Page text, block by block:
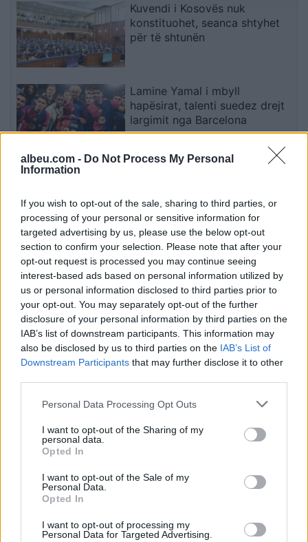
albeu.com - Do Not Process My Personal
Information
If you wish to opt-out of the sale, sharing to third parties, or
processing of your personal or sensitive information for
targeted advertising by us, please use the below opt-out
section to confirm your selection. Please note that after your
opt-out request is processed you may continue seeing
interest-based ads based on personal information utilized by
us or personal information disclosed to third parties prior to
your opt-out. You may separately opt-out of the further
disclosure of your personal information by third parties on the
IAB’s list of downstream participants. This information may
also be disclosed by us to third parties on the IAB’s List of
Downstream Participants that may further disclose it to other
Personal Data Processing Opt Outs
I want to opt-out of the Sharing of my
personal data.
Opted In
I want to opt-out of the Sale of my
Personal Data.
Opted In
I want to opt-out of processing my
Personal Data for Targeted Advertising.
Kuvendi i Kosovës nuk
konstituohet, seanca shtyhet
për të shtunën
Lamine Yamal i mbyll
hapësirat, talenti suedez drejt
largimit nga Barcelona
ilegalisht nga Maroku me
parashutë bie në det dhe vdes
Esim for Global
Esim for USA|Esim for Italy| Esim for Spain|Esim